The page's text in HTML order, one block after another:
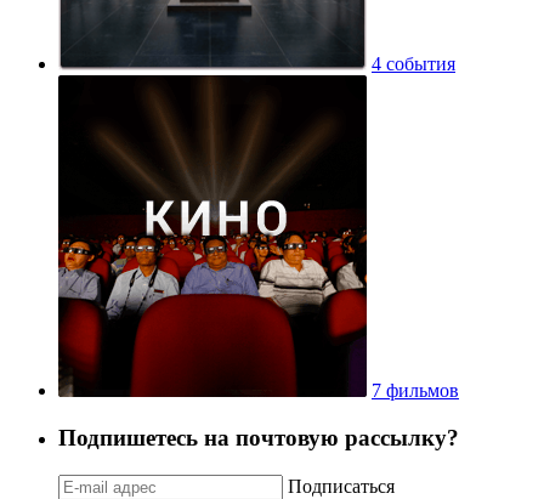
4 события
7 фильмов
Подпишетесь на почтовую рассылку?
Подписаться